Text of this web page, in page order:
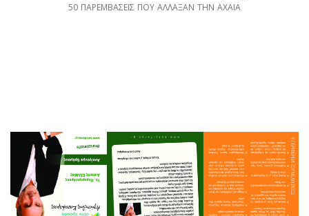
50 ΠΑΡΕΜΒΑΣΕΙΣ ΠΟΥ ΑΛΛΑΞΑΝ ΤΗΝ ΑΧΑΙΑ